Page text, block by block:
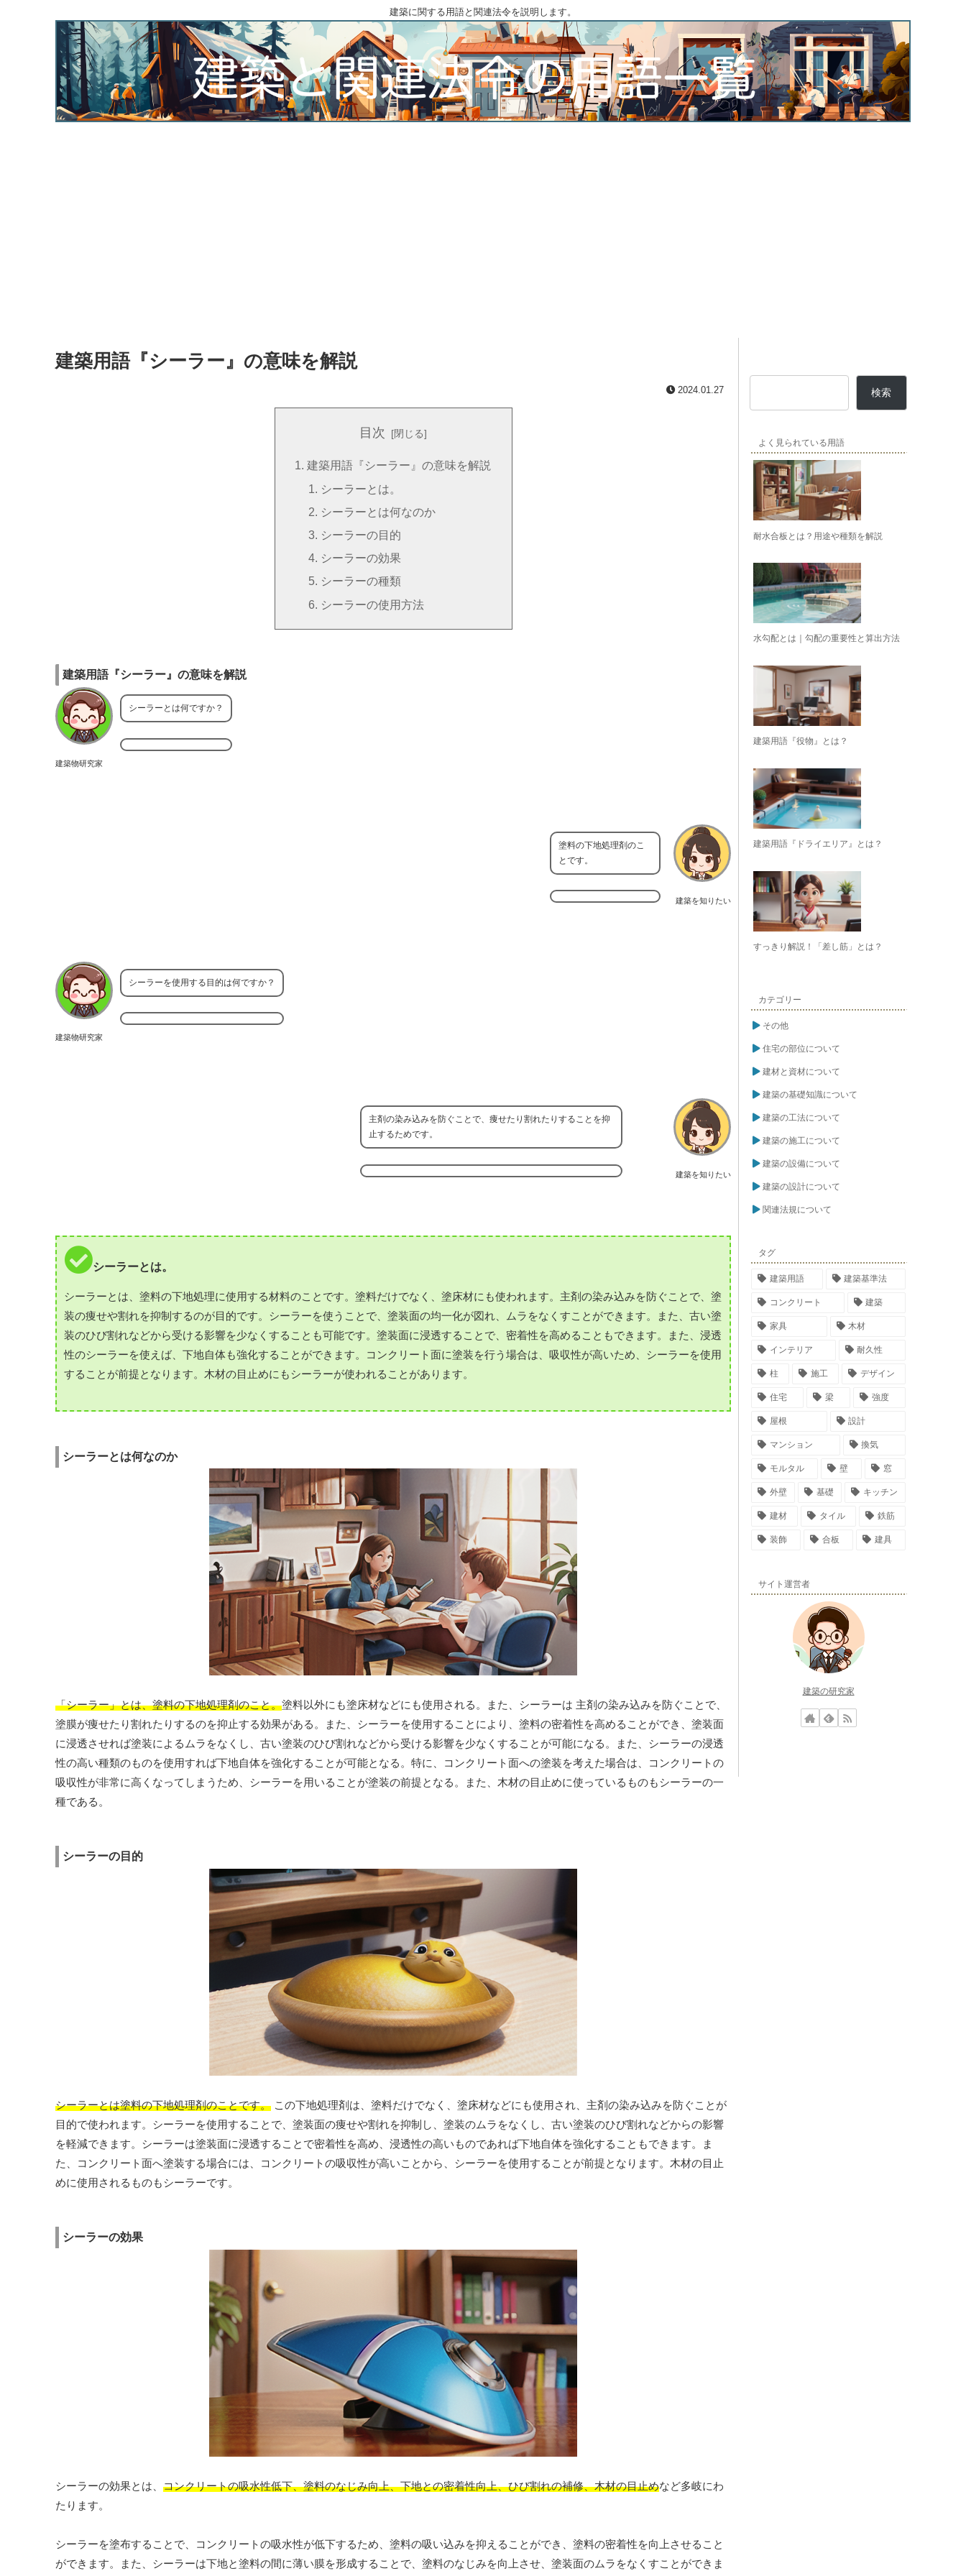
建築に関する用語と関連法令を説明します。
建築用語『シーラー』の意味を解説
2024.01.27
目次
建築用語『シーラー』の意味を解説
シーラーとは。
シーラーとは何なのか
シーラーの目的
シーラーの効果
シーラーの種類
シーラーの使用方法
建築用語『シーラー』の意味を解説
建築物研究家
シーラーとは何ですか？
建築を知りたい
塗料の下地処理剤のこ
とです。
建築物研究家
シーラーを使用する目的は何ですか？
建築を知りたい
主剤の染み込みを防ぐことで、痩せたり割れたりすることを抑
止するためです。
シーラーとは。
シーラーとは、塗料の下地処理に使用する材料のことです。塗料だけでなく、塗床材にも使われます。主剤の染み込みを防ぐことで、塗
装の痩せや割れを抑制するのが目的です。シーラーを使うことで、塗装面の均一化が図れ、ムラをなくすことができます。また、古い塗
装のひび割れなどから受ける影響を少なくすることも可能です。塗装面に浸透することで、密着性を高めることもできます。また、浸透
性のシーラーを使えば、下地自体も強化することができます。コンクリート面に塗装を行う場合は、吸収性が高いため、シーラーを使用
することが前提となります。木材の目止めにもシーラーが使われることがあります。
シーラーとは何なのか
「シーラー」とは、塗料の下地処理剤のこと。塗料以外にも塗床材などにも使用される。また、シーラーは 主剤の染み込みを防ぐことで、
塗膜が痩せたり割れたりするのを抑止する効果がある。また、シーラーを使用することにより、塗料の密着性を高めることができ、塗装面
に浸透させれば塗装によるムラをなくし、古い塗装のひび割れなどから受ける影響を少なくすることが可能になる。また、シーラーの浸透
性の高い種類のものを使用すれば下地自体を強化することが可能となる。特に、コンクリート面への塗装を考えた場合は、コンクリートの
吸収性が非常に高くなってしまうため、シーラーを用いることが塗装の前提となる。また、木材の目止めに使っているものもシーラーの一
種である。
シーラーの目的
シーラーとは塗料の下地処理剤のことです。 この下地処理剤は、塗料だけでなく、塗床材などにも使用され、主剤の染み込みを防ぐことが
目的で使われます。シーラーを使用することで、塗装面の痩せや割れを抑制し、塗装のムラをなくし、古い塗装のひび割れなどからの影響
を軽減できます。シーラーは塗装面に浸透することで密着性を高め、浸透性の高いものであれば下地自体を強化することもできます。ま
た、コンクリート面へ塗装する場合には、コンクリートの吸収性が高いことから、シーラーを使用することが前提となります。木材の目止
めに使用されるものもシーラーです。
シーラーの効果
シーラーの効果とは、 コンクリートの吸水性低下、塗料のなじみ向上、下地との密着性向上、ひび割れの補修、木材の目止めなど多岐にわ
たります。
シーラーを塗布することで、コンクリートの吸水性が低下するため、塗料の吸い込みを抑えることができ、塗料の密着性を向上させること
ができます。また、シーラーは下地と塗料の間に薄い膜を形成することで、塗料のなじみを向上させ、塗装面のムラをなくすことができま
検索
よく見られている用語
耐水合板とは？用途や種類を解説
水勾配とは｜勾配の重要性と算出方法
建築用語『役物』とは？
建築用語『ドライエリア』とは？
すっきり解説！「差し筋」とは？
カテゴリー
その他
住宅の部位について
建材と資材について
建築の基礎知識について
建築の工法について
建築の施工について
建築の設備について
建築の設計について
関連法規について
タグ
建築用語 建築基準法
コンクリート 建築
家具 木材
インテリア 耐久性
柱 施工 デザイン
住宅 梁 強度
屋根 設計
マンション 換気
モルタル 壁 窓
外壁 基礎 キッチン
建材 タイル 鉄筋
装飾 合板 建具
サイト運営者
建築の研究家